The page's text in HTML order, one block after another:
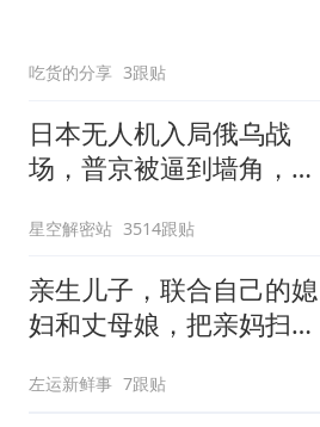
吃货的分享 3跟贴
日本无人机入局俄乌战
场，普京被逼到墙角，这
星空解密站 3514跟贴
亲生儿子，联合自己的媳
妇和丈母娘，把亲妈扫地
左运新鲜事 7跟贴